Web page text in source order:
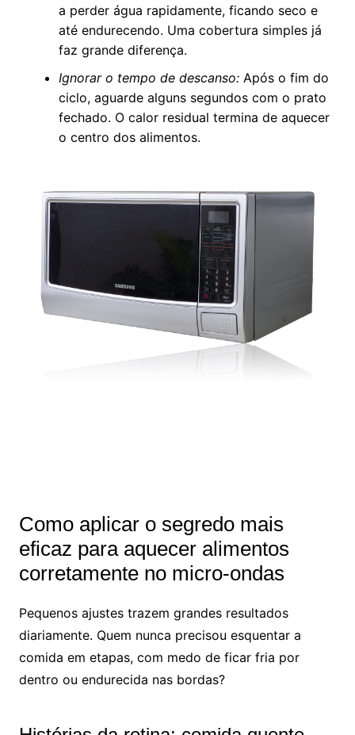
a perder água rapidamente, ficando seco e
até endurecendo. Uma cobertura simples já
faz grande diferença.
Ignorar o tempo de descanso:Após o fim do
ciclo, aguarde alguns segundos com o prato
fechado. O calor residual termina de aquecer
o centro dos alimentos.
Como aplicar o segredo mais
eficaz para aquecer alimentos
corretamente no micro-ondas
Pequenos ajustes trazem grandes resultados
diariamente. Quem nunca precisou esquentar a
comida em etapas, com medo de ficar fria por
dentro ou endurecida nas bordas?